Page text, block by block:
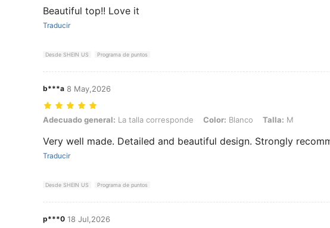
Beautiful top!! Love it
Traducir
Desde SHEIN US Programa de puntos
b***a 8 May,2026
Adecuado general: La talla corresponde, Color: Blanco, Talla: M
Adecuado general: La talla corresponde Color: Blanco Talla: M
Very well made. Detailed and beautiful design. Strongly
Traducir
Desde SHEIN US Programa de puntos
p***0 18 Jul,2026